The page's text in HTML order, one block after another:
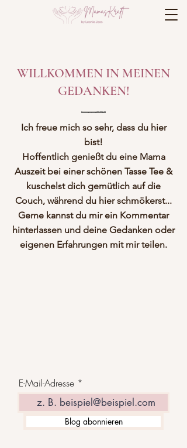
WILLKOMMEN IN MEINEN
GEDANKEN!
Ich freue mich so sehr, dass du hier
bist!
Hoffentlich genießt du eine Mama
Auszeit bei einer schönen Tasse Tee &
kuschelst dich gemütlich auf die
Couch, während du hier schmökerst...
Gerne kannst du mir ein Kommentar
hinterlassen und deine Gedanken oder
eigenen Erfahrungen mit mir teilen.
E-Mail-Adresse
Blog abonnieren